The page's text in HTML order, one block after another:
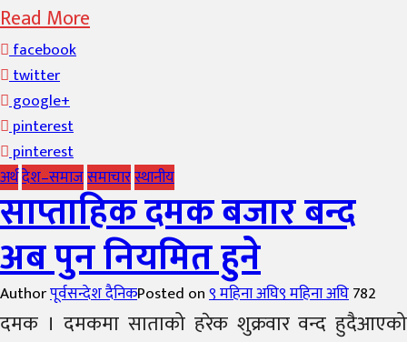
Read More
facebook
twitter
google+
pinterest
pinterest
अर्थदेश–समाजसमाचारस्थानीय
साप्ताहिक दमक बजार बन्द
अब पुन नियमित हुने
Authorपूर्वसन्देश दैनिकPosted on९ महिना अघि९ महिना अघि782
दमक । दमकमा साताको हरेक शुक्रवार वन्द हुदैआएको